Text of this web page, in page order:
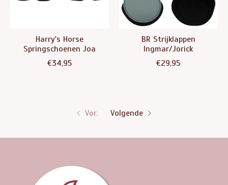
Harry's Horse
Springschoenen Joa
€34,95
BR Strijklappen
Ingmar/Jorick
€29,95
Vor. Volgende